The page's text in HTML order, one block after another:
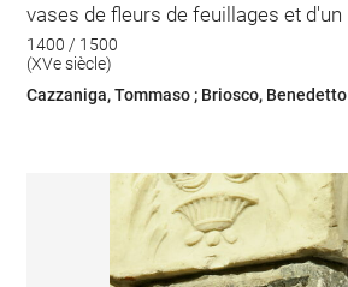
vases de fleurs de feuillages et d'un
1400 / 1500
(XVe siècle)